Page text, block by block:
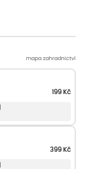
mapa zahradnictví
199 Kč
399 Kč